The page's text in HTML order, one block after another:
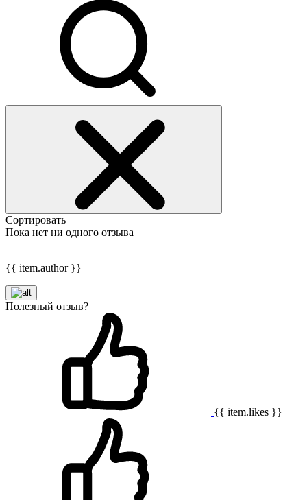
Сортировать
Пока нет ни одного отзыва
{{ item.author }}
Полезный отзыв?
{{ item.likes }}